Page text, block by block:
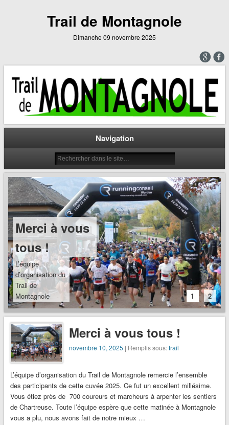
Trail de Montagnole
Dimanche 09 novembre 2025
Navigation
Merci à vous
tous !
L’équipe
d’organisation du
Trail de
Montagnole
remercie
l’ensemble des
participants de
cette cuvée
2025. Ce fut un
excellent
millésime. Vous
étiez près de
700 coureurs et
marcheurs à
arpenter les
1 2
Merci à vous tous !
novembre 10, 2025 | Remplis sous:trail
L’équipe d’organisation du Trail de Montagnole remercie l’ensemble
des participants de cette cuvée 2025. Ce fut un excellent millésime.
Vous étiez près de 700 coureurs et marcheurs à arpenter les sentiers
de Chartreuse. Toute l’équipe espère que cette matinée à Montagnole
vous a plu, nous avons fait de notre mieux …